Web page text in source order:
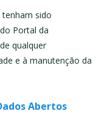
sido
Portal da
qualquer
e à manutenção da
Abertos